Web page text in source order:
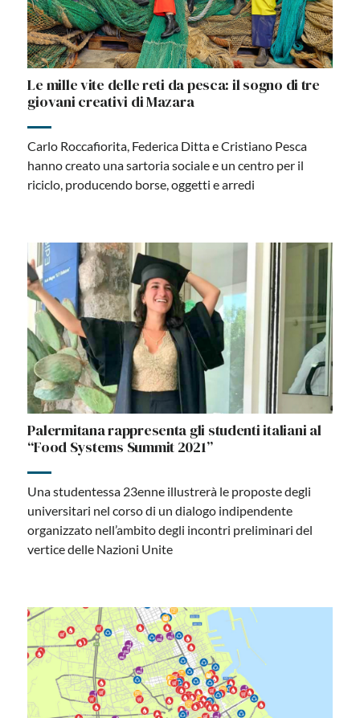
Le mille vite delle reti da pesca: il sogno di tre
giovani creativi di Mazara
Carlo Roccafiorita, Federica Ditta e Cristiano Pesca
hanno creato una sartoria sociale e un centro per il
riciclo, producendo borse, oggetti e arredi
Palermitana rappresenta gli studenti italiani al
“Food Systems Summit 2021”
Una studentessa 23enne illustrerà le proposte degli
universitari nel corso di un dialogo indipendente
organizzato nell’ambito degli incontri preliminari del
vertice delle Nazioni Unite